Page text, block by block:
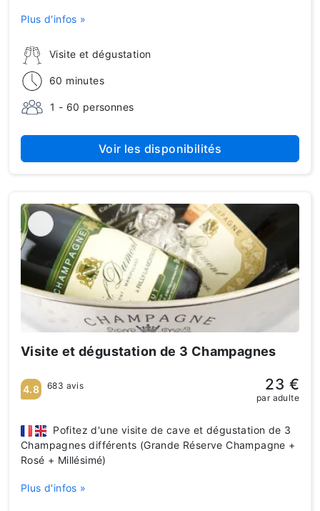
Visite et dégustation
60 minutes
1 - 60 personnes
Plus d'infos »
Voir les disponibilités
Visite et dégustation de 3 Champagnes
Pofitez d'une visite de cave et dégustation de 3
Champagnes différents (Grande Réserve Champagne +
Rosé + Millésimé)
Plus d'infos »
4.8 683 avis 23 €
par adulte